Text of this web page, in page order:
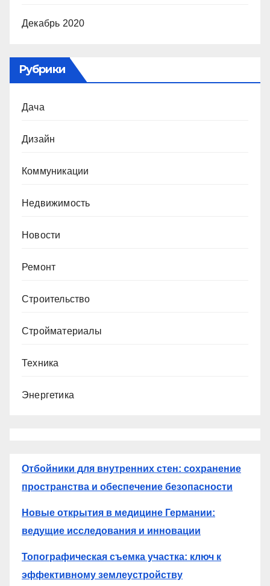
Декабрь 2020
Рубрики
Дача
Дизайн
Коммуникации
Недвижимость
Новости
Ремонт
Строительство
Стройматериалы
Техника
Энергетика
Отбойники для внутренних стен: сохранение
пространства и обеспечение безопасности
Новые открытия в медицине Германии:
ведущие исследования и инновации
Топографическая съемка участка: ключ к
эффективному землеустройству